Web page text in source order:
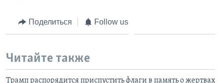
Поделиться Follow us
Читайте также
Трамп распорядится приспустить флаги в память о жертвах